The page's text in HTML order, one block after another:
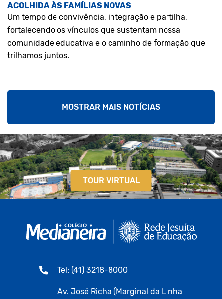
ACOLHIDA ÀS FAMÍLIAS NOVAS
Um tempo de convivência, integração e partilha,
fortalecendo os vínculos que sustentam nossa
comunidade educativa e o caminho de formação que
trilhamos juntos.
MOSTRAR MAIS NOTÍCIAS
TOUR VIRTUAL
Tel: (41) 3218-8000
Av. José Richa (Marginal da Linha